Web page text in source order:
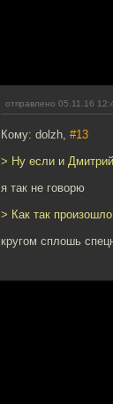
отправлено 05.11.16
Кому: dolzh, #13
> Ну если и
я так не говорю
> Как так
кругом сплошь